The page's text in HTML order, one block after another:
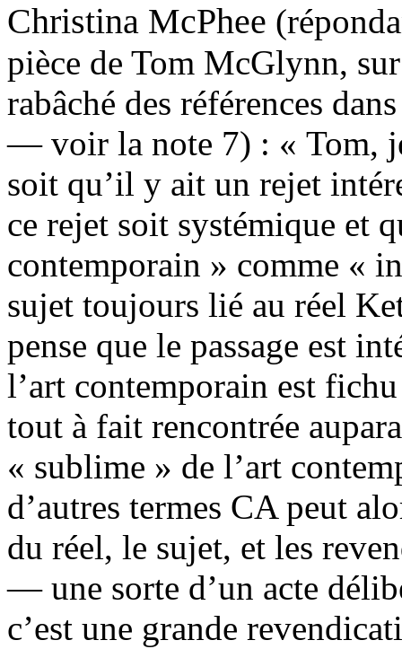
Christina McPhee
pièce de Tom McGlynn,
rabâché des références
— voir la note 7) : « Tom,
soit qu’il y ait un rejet
ce rejet soit systémique et
contemporain » comme «
sujet toujours lié au réel
pense que le passage est
l’art contemporain est
tout à fait rencontrée
« sublime » de l’art
d’autres termes CA peut
du réel, le sujet, et les
— une sorte d’un acte
c’est une grande